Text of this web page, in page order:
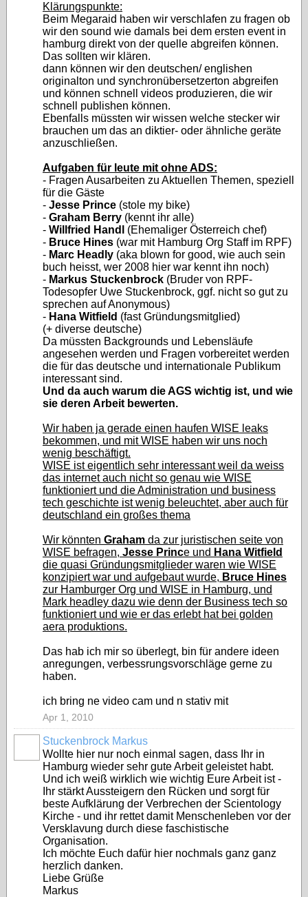
Klärungspunkte:
Beim Megaraid haben wir verschlafen zu fragen ob
wir den sound wie damals bei dem ersten event in
hamburg direkt von der quelle abgreifen können.
Das sollten wir klären.
dann können wir den deutschen/ englishen
originalton und synchronübersetzerton abgreifen
und können schnell videos produzieren, die wir
schnell publishen können.
Ebenfalls müssten wir wissen welche stecker wir
brauchen um das an diktier- oder ähnliche geräte
anzuschließen.
Aufgaben für leute mit ohne ADS:
- Fragen Ausarbeiten zu Aktuellen Themen, speziell
für die Gäste
- Jesse Prince (stole my bike)
- Graham Berry (kennt ihr alle)
- Willfried Handl
(Ehemaliger Österreich chef)
- Bruce Hines (war mit Hamburg Org Staff im RPF)
- Marc Headly (aka blown for good, wie auch sein
buch heisst, wer 2008 hier war kennt ihn noch)
- Markus Stuckenbrock (Bruder von RPF-
Todesopfer Uwe Stuckenbrock, ggf. nicht so gut zu
sprechen auf Anonymous)
- Hana Witfield (fast Gründungsmitglied)
(+ diverse deutsche)
Da müssten Backgrounds und Lebensläufe
angesehen werden und Fragen vorbereitet werden
die für das deutsche und internationale Publikum
interessant sind.
Und da auch warum die AGS wichtig ist, und wie
sie deren Arbeit bewerten.
Wir haben ja gerade einen haufen WISE leaks
bekommen, und mit WISE haben wir uns noch
wenig beschäftigt.
WISE ist eigentlich sehr interessant weil da weiss
das internet auch nicht so genau wie WISE
funktioniert und die Administration und business
tech geschichte ist wenig beleuchtet, aber auch für
deutschland ein großes thema
Wir könnten Graham da zur juristischen seite von
WISE befragen, Jesse Prince und Hana Witfield
die quasi Gründungsmitglieder waren wie WISE
konzipiert war und aufgebaut wurde, Bruce Hines
zur Hamburger Org und WISE in Hamburg, und
Mark headley dazu wie denn der Business tech so
funktioniert und wie er das erlebt hat bei golden
aera produktions.
Das hab ich mir so überlegt, bin für andere ideen
anregungen, verbessrungsvorschläge gerne zu
haben.
ich bring ne video cam und n stativ mit
Apr 1, 2010
Stuckenbrock Markus
Wollte hier nur noch einmal sagen, dass Ihr in
Hamburg wieder sehr gute Arbeit geleistet habt.
Und ich weiß wirklich wie wichtig Eure Arbeit ist -
Ihr stärkt Aussteigern den Rücken und sorgt für
beste Aufklärung der Verbrechen der Scientology
Kirche - und ihr rettet damit Menschenleben vor der
Versklavung durch diese faschistische
Organisation.
Ich möchte Euch dafür hier nochmals ganz ganz
herzlich danken.
Liebe Grüße
Markus